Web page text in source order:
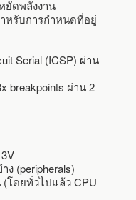
ยัดพลังงาน
หรับการกำหนดที่อยู่
Serial (ICSP) ผ่าน
breakpoints ผ่าน 2
(peripherals)
โดยทั่วไปแล้ว CPU